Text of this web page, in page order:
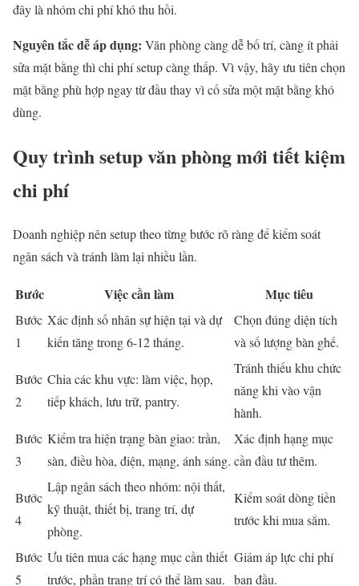
đây là nhóm chi phí khó thu hồi.
Nguyên tắc dễ áp dụng: Văn phòng càng dễ bố trí, càng ít phải
sửa mặt bằng thì chi phí setup càng thấp. Vì vậy, hãy ưu tiên chọn
mặt bằng phù hợp ngay từ đầu thay vì cố sửa một mặt bằng khó
dùng.
Quy trình setup văn phòng mới tiết kiệm
chi phí
Doanh nghiệp nên setup theo từng bước rõ ràng để kiểm soát
ngân sách và tránh làm lại nhiều lần.
Bước Việc cần làm Mục tiêu
Bước
1
Xác định số nhân sự hiện tại và dự
kiến tăng trong 6-12 tháng.
Chọn đúng diện tích
và số lượng bàn ghế.
Bước
2
Chia các khu vực: làm việc, họp,
tiếp khách, lưu trữ, pantry.
Tránh thiếu khu chức
năng khi vào vận
hành.
Bước
3
Kiểm tra hiện trạng bàn giao: trần,
sàn, điều hòa, điện, mạng, ánh sáng.
Xác định hạng mục
cần đầu tư thêm.
Bước
4
Lập ngân sách theo nhóm: nội thất,
kỹ thuật, thiết bị, trang trí, dự
phòng.
Kiểm soát dòng tiền
trước khi mua sắm.
Bước
5
Ưu tiên mua các hạng mục cần thiết
trước, phần trang trí có thể làm sau.
Giảm áp lực chi phí
ban đầu.